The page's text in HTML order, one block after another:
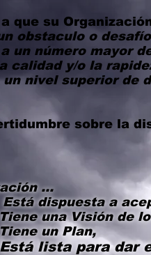
que su
obstaculo o
un número mayor
calidad y/o la
nivel superior de
sobre la
...
a aceptar
Tiene una Visión de
Plan,
lista para dar